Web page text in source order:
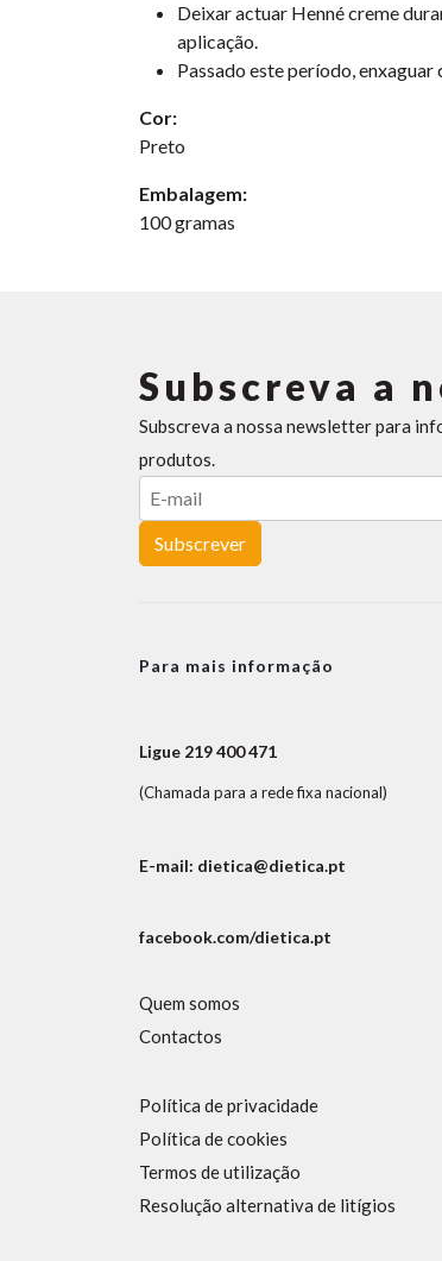
Deixar actuar Henné creme
aplicação.
Passado este período,
Cor:
Preto
Embalagem:
100 gramas
Subscreva a
Subscreva a nossa newsletter para
produtos.
Subscrever
Para mais informação
Ligue 219 400 471
(Chamada para a rede fixa nacional)
E-mail: dietica@dietica.pt
facebook.com/dietica.pt
Quem somos
Contactos
Política de privacidade
Política de cookies
Termos de utilização
Resolução alternativa de litígios